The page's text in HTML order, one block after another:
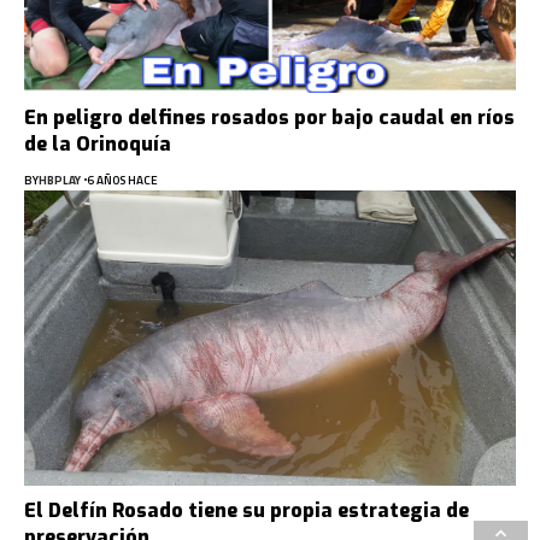
En peligro delfines rosados por bajo caudal en ríos
de la Orinoquía
BYHBPLAY 6 AÑOS HACE
El Delfín Rosado tiene su propia estrategia de